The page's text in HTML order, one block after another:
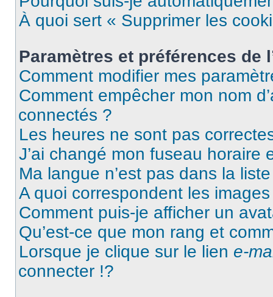
À quoi sert « Supprimer les
Paramètres et préférences de
Comment modifier mes
Comment empêcher mon nom
connectés ?
Les heures ne sont pas
J’ai changé mon fuseau horaire
Ma langue n’est pas dans la
A quoi correspondent les
Comment puis-je afficher un
Qu’est-ce que mon rang et
Lorsque je clique sur le lien e-
connecter !?